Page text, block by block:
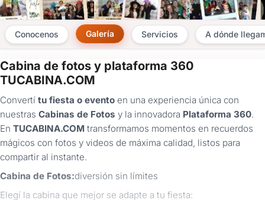
Conocenos Galería Servicios A dónde
Cabina de fotos y plataforma 360
TUCABINA.COM
Convertí tu fiesta o evento en una experiencia única con
nuestras Cabinas de Fotos y la innovadora Plataforma 360.
En TUCABINA.COM transformamos momentos en recuerdos
mágicos con fotos y videos de máxima calidad, listos para
compartir al instante.
Cabina de Fotos:diversión sin límites
Elegí la cabina que mejor se adapte a tu fiesta:
×
Consultar
¿Ya
tenés
cuenta?
Iniciá
aquí